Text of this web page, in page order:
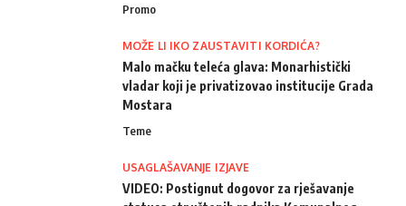
Promo
MOŽE LI IKO ZAUSTAVITI KORDIĆA?
Malo mačku teleća glava: Monarhistički
vladar koji je privatizovao institucije Grada
Mostara
Teme
USAGLAŠAVANJE IZJAVE
VIDEO: Postignut dogovor za rješavanje